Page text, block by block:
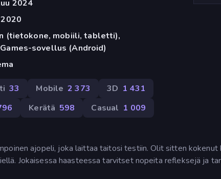
2024
(tietokone, mobiili, tabletti),
sovellus (Android)
33 Mobile 2 373 3D 1 431
Kerätä 598 Casual 1 009
ajopeli, joka laittaa taitosi testiin. Olit sitten
Jokaisessa haasteessa tarvitset nopeita refleksejä ja